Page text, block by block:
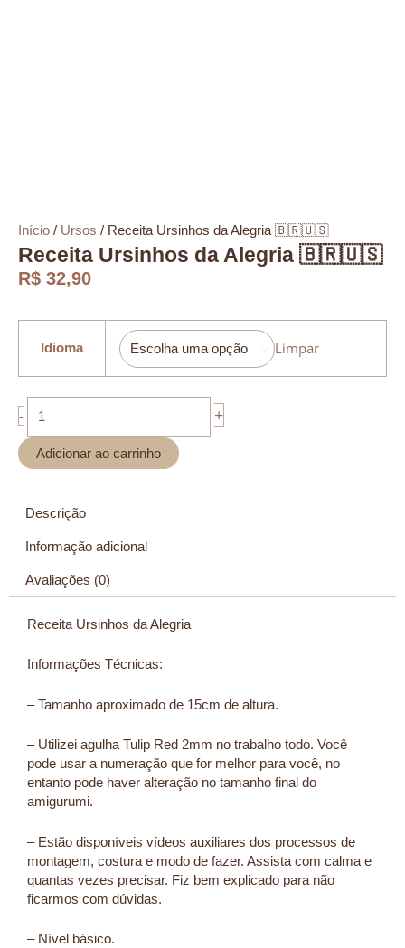
Início / Ursos / Receita Ursinhos da Alegria 🇧🇷🇺🇸
Receita Ursinhos da Alegria 🇧🇷🇺🇸
R$ 32,90
Idioma Limpar
-
Ursinhos
🇺🇸
quantidade
+
Adicionar ao carrinho
Descrição
Informação adicional
Avaliações (0)
Receita Ursinhos da Alegria
Informações Técnicas:
– Tamanho aproximado de 15cm de altura.
– Utilizei agulha Tulip Red 2mm no trabalho todo. Você
pode usar a numeração que for melhor para você, no
entanto pode haver alteração no tamanho final do
amigurumi.
– Estão disponíveis vídeos auxiliares dos processos de
montagem, costura e modo de fazer. Assista com calma e
quantas vezes precisar. Fiz bem explicado para não
ficarmos com dúvidas.
– Nível básico.